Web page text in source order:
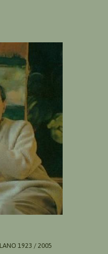
1923 / 2005